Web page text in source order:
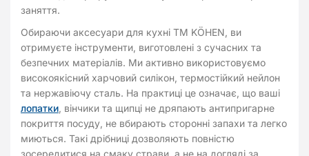
заняття.
Обираючи аксесуари для кухні TM KÖHEN, ви
отримуєте інструменти, виготовлені з сучасних та
безпечних матеріалів. Ми активно використовуємо
високоякісний харчовий силікон, термостійкий нейлон
та нержавіючу сталь. На практиці це означає, що ваші
лопатки, вінчики та щипці не дряпають антипригарне
покриття посуду, не вбирають сторонні запахи та легко
миються. Такі дрібниці дозволяють повністю